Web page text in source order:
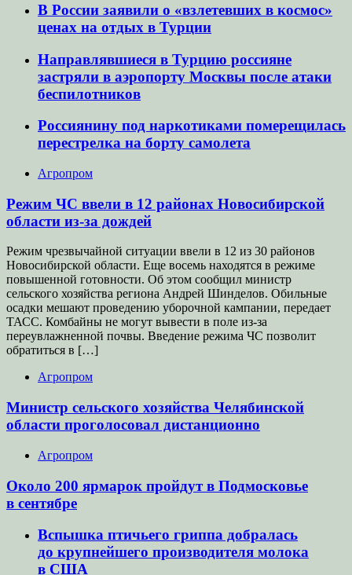
В России заявили о «взлетевших в космос»
ценах на отдых в Турции
Направлявшиеся в Турцию россияне
застряли в аэропорту Москвы после атаки
беспилотников
Россиянину под наркотиками померещилась
перестрелка на борту самолета
Агропром
Режим ЧС ввели в 12 районах Новосибирской
области из-за дождей
Режим чрезвычайной ситуации ввели в 12 из 30 районов
Новосибирской области. Еще восемь находятся в режиме
повышенной готовности. Об этом сообщил министр
сельского хозяйства региона Андрей Шинделов. Обильные
осадки мешают проведению уборочной кампании, передает
ТАСС. Комбайны не могут вывести в поле из-за
переувлажненной почвы. Введение режима ЧС позволит
обратиться в […]
Агропром
Министр сельского хозяйства Челябинской
области проголосовал дистанционно
Агропром
Около 200 ярмарок пройдут в Подмосковье
в сентябре
Вспышка птичьего гриппа добралась
до крупнейшего производителя молока
в США